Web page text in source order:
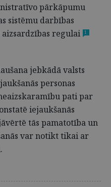
pārkāpumu
sistēmu darbības
regulai
1
jebkādā valsts
personas
pati par
iejaukšanās
tās pamatotība un
var notikt tikai ar